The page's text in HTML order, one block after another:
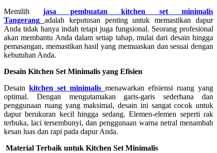
Memilihjasa pembuatan kitchen set minimalis
Tangerang adalah keputusan penting untuk memastikan dapur
Anda tidak hanya indah tetapi juga fungsional. Seorang profesional
akan membantu Anda dalam setiap tahap, mulai dari desain hingga
pemasangan, memastikan hasil yang memuaskan dan sesuai dengan
kebutuhan Anda.
Desain Kitchen Set Minimalis yang Efisien
Desain kitchen set minimalis menawarkan efisiensi ruang yang
optimal. Dengan mengutamakan garis-garis sederhana dan
penggunaan ruang yang maksimal, desain ini sangat cocok untuk
dapur berukuran kecil hingga sedang. Elemen-elemen seperti rak
terbuka, laci tersembunyi, dan penggunaan warna netral menambah
kesan luas dan rapi pada dapur Anda.
Material Terbaik untuk Kitchen Set Minimalis